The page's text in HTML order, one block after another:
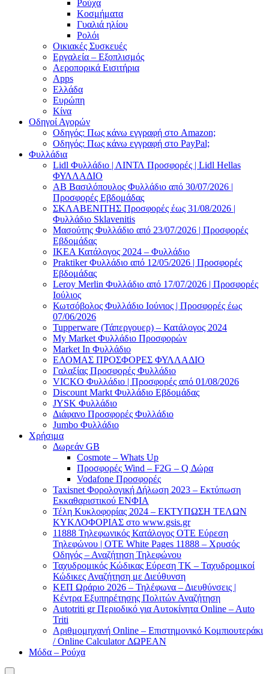
Ρούχα
Κοσμήματα
Γυαλιά ηλίου
Ρολόι
Οικιακές Συσκευές
Εργαλεία – Εξοπλισμός
Αεροπορικά Εισιτήρια
Apps
Ελλάδα
Ευρώπη
Κίνα
Οδηγοί Αγορών
Οδηγός: Πως κάνω εγγραφή στο Amazon;
Οδηγός: Πως κάνω εγγραφή στο PayPal;
Φυλλάδια
Lidl Φυλλάδιο | ΛΙΝΤΛ Προσφορές | Lidl Hellas
ΦΥΛΛΑΔΙΟ
AB Βασιλόπουλος Φυλλάδιο από 30/07/2026 |
Προσφορές Εβδομάδας
ΣΚΛΑΒΕΝΙΤΗΣ Προσφορές έως 31/08/2026 |
Φυλλάδιο Sklavenitis
Μασούτης Φυλλάδιο από 23/07/2026 | Προσφορές
Εβδομάδας
ΙΚΕΑ Κατάλογος 2024 – Φυλλάδιο
Praktiker Φυλλάδιο από 12/05/2026 | Προσφορές
Εβδομάδας
Leroy Merlin Φυλλάδιο από 17/07/2026 | Προσφορές
Ιούλιος
Κωτσόβολος Φυλλάδιο Ιούνιος | Προσφορές έως
07/06/2026
Tupperware (Τάπεργουερ) – Κατάλογος 2024
My Market Φυλλάδιο Προσφορών
Market In Φυλλάδιο
ΕΛΟΜΑΣ ΠΡΟΣΦΟΡΕΣ ΦΥΛΛΑΔΙΟ
Γαλαξίας Προσφορές Φυλλάδιο
VICKO Φυλλάδιο | Προσφορές από 01/08/2026
Discount Markt Φυλλάδιο Εβδομάδας
JYSK Φυλλάδιο
Διάφανο Προσφορές Φυλλάδιο
Jumbo Φυλλάδιο
Χρήσιμα
Δωρεάν GB
Cosmote – Whats Up
Προσφορές Wind – F2G – Q Δώρα
Vodafone Προσφορές
Taxisnet Φορολογική Δήλωση 2023 – Εκτύπωση
Εκκαθαριστικού EΝΦΙΑ
Τέλη Kυκλοφορίας 2024 – ΕΚΤΥΠΩΣΗ ΤΕΛΩΝ
ΚΥΚΛΟΦΟΡΙΑΣ στο www.gsis.gr
11888 Τηλεφωνικός Κατάλογος ΟΤΕ Εύρεση
Τηλεφώνου | OTE White Pages 11888 – Χρυσός
Οδηγός – Αναζήτηση Τηλεφώνου
Ταχυδρομικός Κώδικας Εύρεση ΤΚ – Ταχυδρομικοί
Κώδικες Αναζήτηση με Διεύθυνση
ΚΕΠ Ωράριο 2026 – Τηλέφωνα – Διευθύνσεις |
Κέντρα Εξυπηρέτησης Πολιτών Αναζήτηση
Autotriti gr Περιοδικό για Αυτοκίνητα Online – Auto
Triti
Αριθμομηχανή Online – Επιστημονικό Κομπιουτεράκι
/ Online Calculator ΔΩΡΕΑΝ
Μόδα – Ρούχα